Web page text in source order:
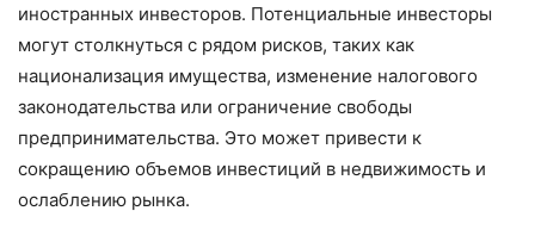
иностранных инвесторов. Потенциальные инвесторы
могут столкнуться с рядом рисков, таких как
национализация имущества, изменение налогового
законодательства или ограничение свободы
предпринимательства. Это может привести к
сокращению объемов инвестиций в недвижимость и
ослаблению рынка.